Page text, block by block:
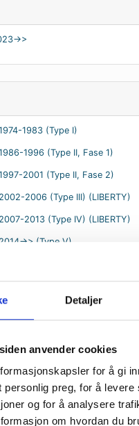
Detaljer
anvender cookies
for å gi
personlig preg, for å levere
og for å analysere
om hvordan du
>>
1983 (Type I)
1996 (Type II, Fase 1)
2001 (Type II, Fase 2)
2002-2006 (Type III) (LIBERTY)
2007-2013 (Type IV) (LIBERTY)
2014->> (Type V)
2009 (Type I, Fase 1)